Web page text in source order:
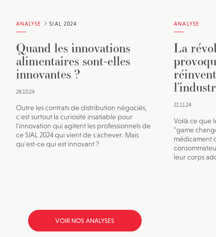
ANALYSE SIAL 2024
Quand les innovations
alimentaires sont-elles
innovantes ?
28.10.24
Outre les contrats de distribution négociés,
c'est surtout la curiosité insatiable pour
l'innovation qui agitent les professionnels de
ce SIAL 2024 qui vient de s'achever. Mais
qu'est-ce qui est innovant ?
ANALYSE
La
22.11.24
Voilà ce que
"game
médicament
leur corps
VOIR NOS ANALYSES